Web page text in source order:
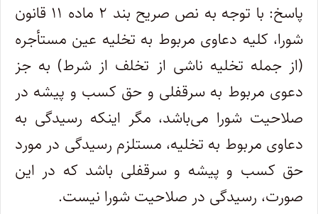
پاسخ: با توجه به نص صریح بند ۲ ماده ۱۱ قانون
شورا، کلیه دعاوی مربوط به تخلیه عین مستأجره
(از جمله تخلیه ناشی از تخلف از شرط) به جز
دعوی مربوط به سرقفلی و حق کسب و پیشه در
صلاحیت شورا می‌باشد، مگر اینکه رسیدگی به
دعاوی مربوط به تخلیه، مستلزم رسیدگی در مورد
حق کسب و پیشه و سرقفلی باشد که در این
صورت، رسیدگی در صلاحیت شورا نیست.